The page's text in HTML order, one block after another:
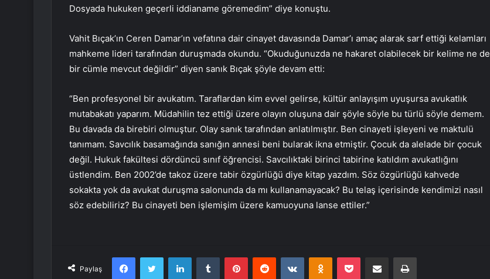
Dosyada hukuken geçerli iddianame göremedim” diye konuştu.
Vahit Bıçak’ın Ceren Damar’ın vefatına dair cinayet davasında Damar’ı amaç alarak sarf ettiği kelamları
mahkeme lideri tarafından duruşmada okundu. “Okuduğunuzda ne hakaret olabilecek bir kelime ne de
bir cümle mevcut değildir” diyen sanık Bıçak şöyle devam etti:
“Ben profesyonel bir avukatım. Taraflardan kim evvel gelirse, kültür anlayışım uyuşursa avukatlık
mutabakatı yaparım. Müdahilin tez ettiği üzere olayın oluşuna dair şöyle söyle bu türlü söyle demem.
Bu davada da birebiri olmuştur. Olay sanık tarafından anlatılmıştır. Ben cinayeti işleyeni ve maktulü
tanımam. Savcılık basamağında sanığın annesi beni bularak ikna etmiştir. Çocuk da alelade bir çocuk
değil. Hukuk fakültesi dördüncü sınıf öğrencisi. Savcılıktaki birinci tabirine katıldım avukatlığını
üstlendim. Ben 2002’de takoz üzere tabir özgürlüğü diye kitap yazdım. Söz özgürlüğü kahvede
sokakta yok da avukat duruşma salonunda da mı kullanamayacak? Bu telaş içerisinde kendimizi nasıl
söz edebiliriz? Bu cinayeti ben işlemişim üzere kamuoyuna lanse ettiler.”
Paylaş
FacebookTwitter LinkedInTumblr PinterestReddit VKontakteOdnoklassniki
Pocket E-Posta ile paylaş Yazdır